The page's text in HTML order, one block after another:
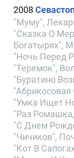
2008
"Муму",
"Сказка О
Богатырях",
"Ночь Перед
"Теремок",
"Буратино
"Абрикосовая
"Умка Ищет
"Раз
"С Днем
"Чичиков",
"Кот В